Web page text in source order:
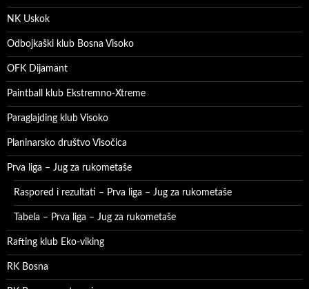
NK Uskok
Odbojkaški klub Bosna Visoko
OFK Dijamant
Paintball klub Ekstremno-Xtreme
Paraglajding klub Visoko
Planinarsko društvo Visočica
Prva liga – Jug za rukometaše
Raspored i rezultati – Prva liga – Jug za rukometaše
Tabela – Prva liga – Jug za rukometaše
Rafting klub Eko-viking
RK Bosna